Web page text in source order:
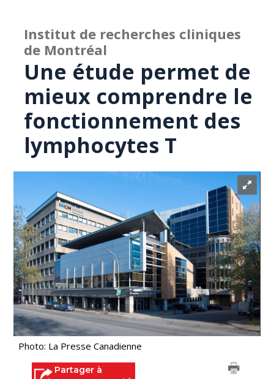
Institut de recherches cliniques
de Montréal
Une étude permet de
mieux comprendre le
fonctionnement des
lymphocytes T
Photo: La Presse Canadienne
Partager à